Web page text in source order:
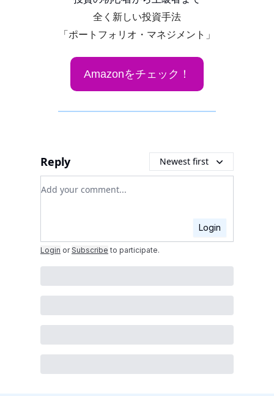
全く新しい投資手法
「ポートフォリオ・マネジメント」
Amazonをチェック！
Reply Newest first
Add your comment
Login
Login or Subscribe to participate.